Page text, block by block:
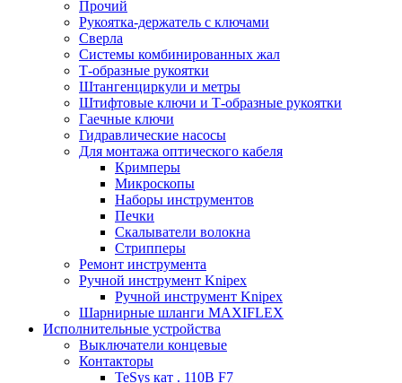
Прочий
Рукоятка-держатель с ключами
Сверла
Системы комбинированных жал
Т-образные рукоятки
Штангенциркули и метры
Штифтовые ключи и Т-образные рукоятки
Гаечные ключи
Гидравлические насосы
Для монтажа оптического кабеля
Кримперы
Микроскопы
Наборы инструментов
Печки
Скалыватели волокна
Стрипперы
Ремонт инструмента
Ручной инструмент Knipex
Ручной инструмент Knipex
Шарнирные шланги MAXIFLEX
Исполнительные устройства
Выключатели концевые
Контакторы
TeSys кат . 110В F7